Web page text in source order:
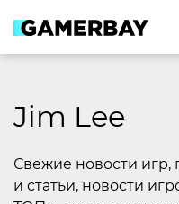
content
Jim Lee
Свежие новости
и статьи, новости